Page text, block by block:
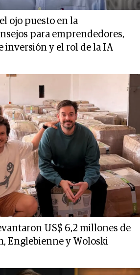
ojo puesto en la
para emprendedores,
inversión y el rol de la IA
US$ 6,2 millones de
Englebienne y Woloski